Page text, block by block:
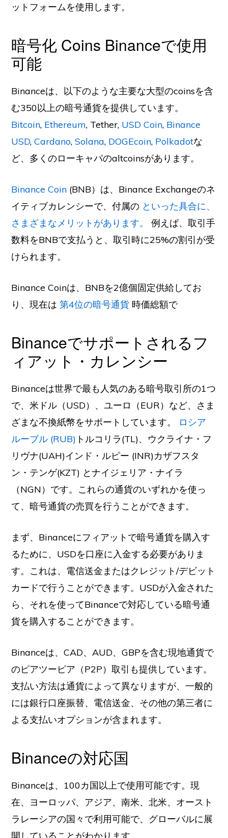
ットフォームを使用します。
暗号化 Coins Binanceで使用
可能
Binanceは、以下のような主要な大型のcoinsを含
む350以上の暗号通貨を提供しています。
Bitcoin, Ethereum, Tether, USD Coin, Binance
USD,Cardano,Solana, DOGEcoin, Polkadotな
ど、多くのローキャパのaltcoinsがあります。
Binance Coin (BNB）は、Binance Exchangeのネ
イティブカレンシーで、付属の といった具合に、
さまざまなメリットがあります。
例えば、取引手
数料をBNBで支払うと、取引時に25%の割引が受
けられます。
Binance Coinは、BNBを2億個固定供給してお
り、現在は第4位の暗号通貨 時価総額で
Binanceでサポートされるフ
ィアット・カレンシー
Binanceは世界で最も人気のある暗号取引所の1つ
で、米ドル（USD）、ユーロ（EUR）など、さま
ざまな不換紙幣をサポートしています。
ロシア
ルーブル (RUB) トルコリラ(TL)、ウクライナ・フ
リヴナ(UAH)インド・ルピー (INR)カザフスタ
ン・テンゲ(KZT) とナイジェリア・ナイラ
（NGN）です。これらの通貨のいずれかを使っ
て、暗号通貨の売買を行うことができます。
まず、Binanceにフィアットで暗号通貨を購入す
るために、USDを口座に入金する必要がありま
す。これは、電信送金またはクレジット/デビット
カードで行うことができます。USDが入金された
ら、それを使ってBinanceで対応している暗号通
貨を購入することができます。
Binanceは、CAD、AUD、GBPを含む現地通貨で
のピアツーピア（P2P）取引も提供しています。
支払い方法は通貨によって異なりますが、一般的
には銀行口座振替、電信送金、その他の第三者に
よる支払いオプションが含まれます。
Binanceの対応国
Binanceは、100カ国以上で使用可能です。現
在、ヨーロッパ、アジア、南米、北米、オースト
ラレーシアの国々で利用可能で、グローバルに展
開していることがわかります。